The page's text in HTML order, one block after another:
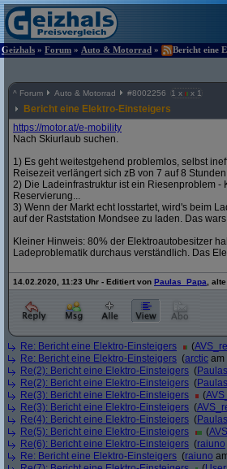
Geizhals » Forum » Auto & Motorrad » Bericht eine
^ Forum Auto & Motorrad #8002256 1 x x 1
Bericht eine Elektro-Einsteigers
https://motor.at/e-mobility
Nach Skiurlaub suchen.
1) Es geht weitestgehend problemlos, selbst
Reisezeit verlängert sich zB von 7 auf 8
2) Die Ladeinfrastruktur ist ein Riesenproblem -
Reservierung...
3) Wenn der Markt echt losstartet, wird's beim
auf der Raststation Mondsee zu laden. Das
Kleiner Hinweis: 80% der Elektroautobesitzer
Ladeproblematik durchaus verständlich. Das
14.02.2020, 11:23 Uhr - Editiert von Paulas_Papa ,
Re: Bericht eine Elektro-Einsteigers (
Re: Bericht eine Elektro-Einsteigers (arctic am
Re(2): Bericht eine Elektro-Einsteigers (
Re(2): Bericht eine Elektro-Einsteigers (
Re(3): Bericht eine Elektro-Einsteigers
(
Re(3): Bericht eine Elektro-Einsteigers (
Re(4): Bericht eine Elektro-Einsteigers (
Re(5): Bericht eine Elektro-Einsteigers
(
Re(6): Bericht eine Elektro-Einsteigers (raiuno
Re: Bericht eine Elektro-Einsteigers (raiuno